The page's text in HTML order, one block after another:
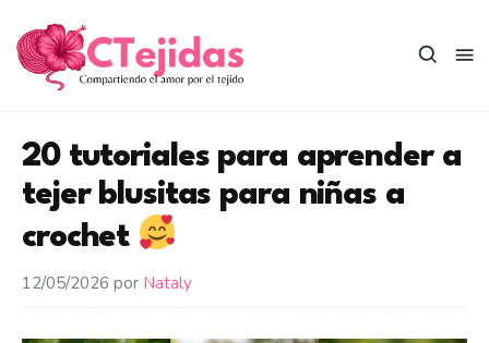
contenido
20 tutoriales para aprender a
tejer blusitas para niñas a
crochet
12/05/2026 por Nataly